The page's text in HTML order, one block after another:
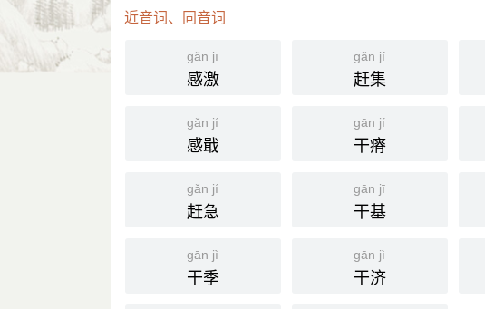
gān gǎn
杆
jí
棘
近音词、同音词
gǎn jī
感激
gǎn jí
赶集
gǎn jí
感戢
gān jí
干瘠
gǎn jí
赶急
gān jī
干基
gān jì
干季
gān jì
干济